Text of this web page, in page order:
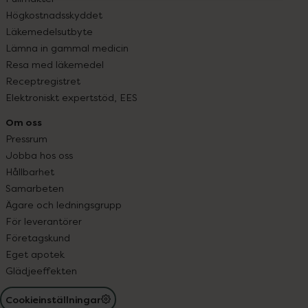
Högkostnadsskyddet
Läkemedelsutbyte
Lämna in gammal medicin
Resa med läkemedel
Receptregistret
Elektroniskt expertstöd, EES
Om oss
Pressrum
Jobba hos oss
Hållbarhet
Samarbeten
Ägare och ledningsgrupp
För leverantörer
Företagskund
Eget apotek
Glädjeeffekten
Cookieinställningar